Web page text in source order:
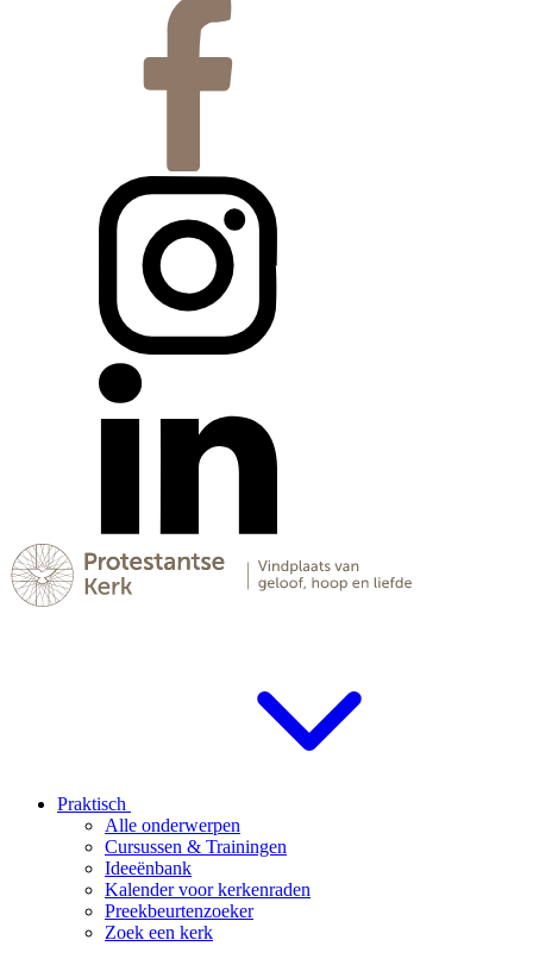
Praktisch
Alle onderwerpen
Cursussen & Trainingen
Ideeënbank
Kalender voor kerkenraden
Preekbeurtenzoeker
Zoek een kerk